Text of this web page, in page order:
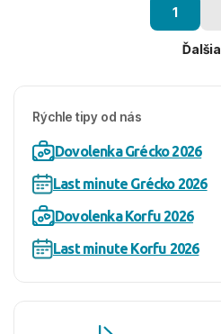
1
Ďalšia
Rýchle tipy od nás
Dovolenka Grécko 2026
Last minute Grécko 2026
Dovolenka Korfu 2026
Last minute Korfu 2026